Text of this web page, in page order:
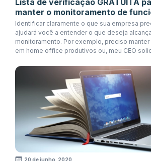
Lista de verificação GRATUITA
manter o monitoramento de
Identificar claramente o que sua empresa
ajudará você a entender o que deseja
monitoramento. Por exemplo, preciso
em home office produtivos ou, meu CEO
20 de junho, 2020